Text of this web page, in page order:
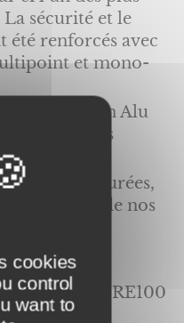
sécurité et le
renforcés avec
et mono-
des motifs en Alu
sérigraphiés
lignes épurées,
de nos
avec
(RT200, RE100
(ISOL’R à
cookies
control
want to